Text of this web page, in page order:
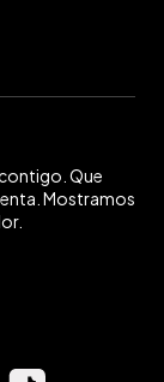
Que
Mostramos